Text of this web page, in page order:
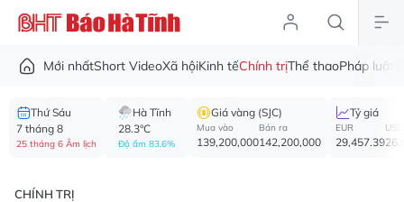
Mới nhấtShort VideoXã hộiKinh tếChính trịThể thaoPháp luật
Thứ Sáu
7 tháng 8
25 tháng 6 Âm lịch
Hà Tĩnh
28.3°C
Độ ẩm 83.6%
Giá vàng (SJC)
Mua vào
139,200,000
Bán ra
142,200,000
Tỷ giá
EUR
29,457.39
USD
CHÍNH TRỊ